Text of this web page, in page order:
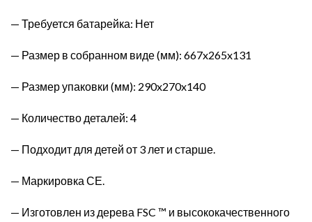
— Требуется батарейка: Нет
— Размер в собранном виде (мм): 667x265x131
— Размер упаковки (мм): 290x270x140
— Количество деталей: 4
— Подходит для детей от 3 лет и старше.
— Маркировка СЕ.
— Изготовлен из дерева FSC ™ и высококачественного